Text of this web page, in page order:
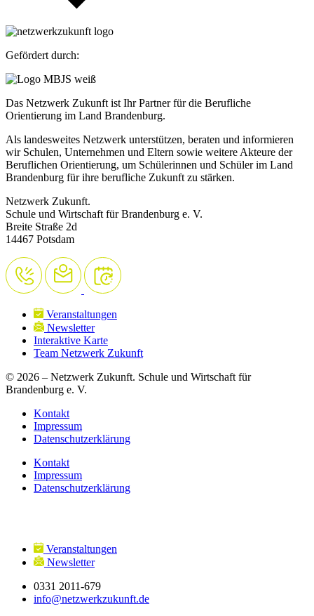
Gefördert durch:
Das Netzwerk Zukunft ist Ihr Partner für die Berufliche
Orientierung im Land Brandenburg.
Als landesweites Netzwerk unterstützen, beraten und informieren
wir Schulen, Unternehmen und Eltern sowie weitere Akteure der
Beruflichen Orientierung, um Schülerinnen und Schüler im Land
Brandenburg für ihre berufliche Zukunft zu stärken.
Netzwerk Zukunft.
Schule und Wirtschaft für Brandenburg e. V.
Breite Straße 2d
14467 Potsdam
Veranstaltungen
Newsletter
Interaktive Karte
Team Netzwerk Zukunft
© 2026 – Netzwerk Zukunft. Schule und Wirtschaft für
Brandenburg e. V.
Kontakt
Impressum
Datenschutzerklärung
Kontakt
Impressum
Datenschutzerklärung
Veranstaltungen
Newsletter
0331 2011-679
info@netzwerkzukunft.de